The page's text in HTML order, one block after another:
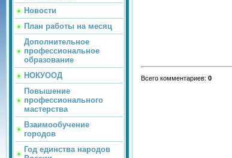
Новости
План работы на месяц
Дополнительное
профессиональное
образование
НОКУООД
Повышение
профессионального
мастерства
Взаимообучение
городов
Год единства народов
Всего комментариев: 0